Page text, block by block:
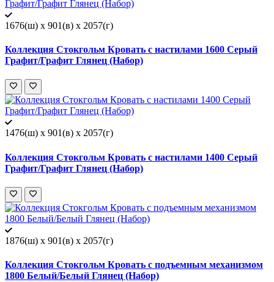
1676(ш) x 901(в) x 2057(г)
Коллекция Стокгольм Кровать с настилами 1600 Серый
Графит/Графит Глянец (Набор)
1476(ш) x 901(в) x 2057(г)
Коллекция Стокгольм Кровать с настилами 1400 Серый
Графит/Графит Глянец (Набор)
1876(ш) x 901(в) x 2057(г)
Коллекция Стокгольм Кровать с подъемным механизмом
1800 Белый/Белый Глянец (Набор)